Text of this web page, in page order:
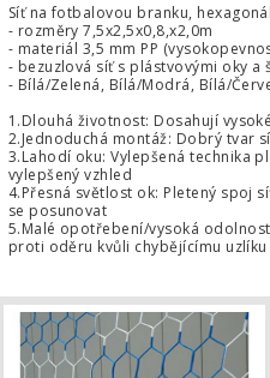
Síť na fotbalovou branku,
- rozměry 7,5x2,5x0,8,x2,0m
- materiál 3,5 mm PP
- bezuzlová síť s plástvovými oky a
- Bílá/Zelená, Bílá/Modrá, Bílá/
1.Dlouhá životnost: Dosahují
2.Jednoduchá montáž: Dobrý tvar
3.Lahodí oku: Vylepšená technika
vylepšený vzhled
4.Přesná světlost ok: Pletený spoj
se posunovat
5.Malé opotřebení/vysoká
proti oděru kvůli chybějícímu uzlíku